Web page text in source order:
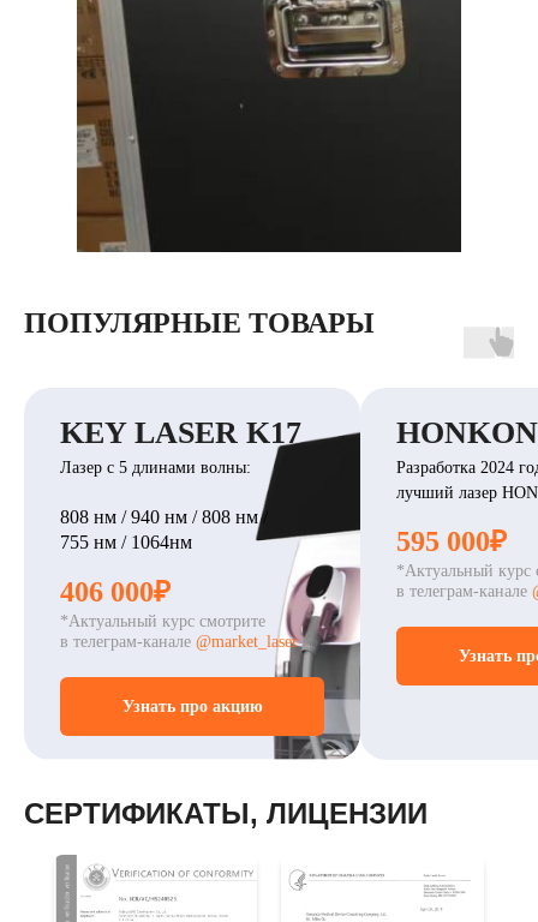
ПОПУЛЯРНЫЕ ТОВАРЫ
KEY LASER K17
Лазер с 5 длинами волны:
808 нм / 940 нм / 808 нм /
755 нм / 1064нм
406 000₽
*Актуальный курс смотрите
в телеграм-канале @market_laser
Узнать про акцию
HONKON
Разработка 2024
лучший лазер
595 000₽
*Актуальный курс
в телеграм-канале
Узнать
СЕРТИФИКАТЫ, ЛИЦЕНЗИИ